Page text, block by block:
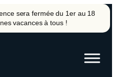
sera fermée du 1er au 18
vacances à tous !